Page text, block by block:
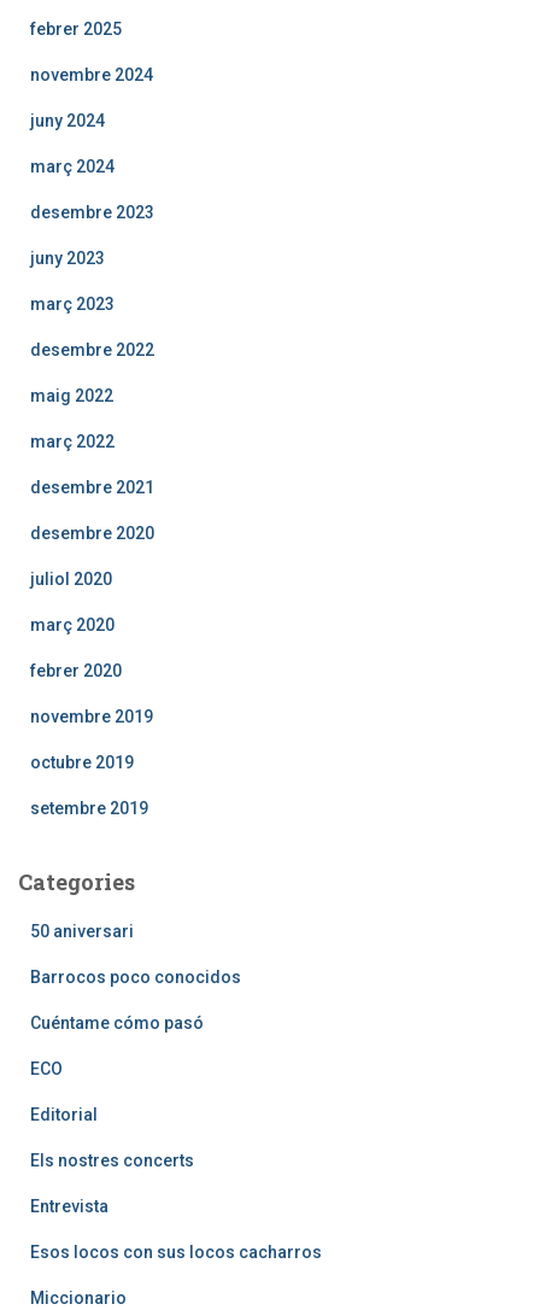
febrer 2025
novembre 2024
juny 2024
març 2024
desembre 2023
juny 2023
març 2023
desembre 2022
maig 2022
març 2022
desembre 2021
desembre 2020
juliol 2020
març 2020
febrer 2020
novembre 2019
octubre 2019
setembre 2019
Categories
50 aniversari
Barrocos poco conocidos
Cuéntame cómo pasó
ECO
Editorial
Els nostres concerts
Entrevista
Esos locos con sus locos cacharros
Miccionario